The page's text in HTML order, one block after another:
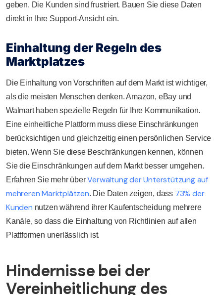
geben. Die Kunden sind frustriert. Bauen Sie diese Daten
direkt in Ihre Support-Ansicht ein.
Einhaltung der Regeln des
Marktplatzes
Die Einhaltung von Vorschriften auf dem Markt ist wichtiger,
als die meisten Menschen denken. Amazon, eBay und
Walmart haben spezielle Regeln für Ihre Kommunikation.
Eine einheitliche Plattform muss diese Einschränkungen
berücksichtigen und gleichzeitig einen persönlichen Service
bieten. Wenn Sie diese Beschränkungen kennen, können
Sie die Einschränkungen auf dem Markt besser umgehen.
Erfahren Sie mehr über Verwaltung der Unterstützung auf
mehreren Marktplätzen. Die Daten zeigen, dass 73% der
Kunden nutzen während ihrer Kaufentscheidung mehrere
Kanäle, so dass die Einhaltung von Richtlinien auf allen
Plattformen unerlässlich ist.
Hindernisse bei der
Vereinheitlichung des